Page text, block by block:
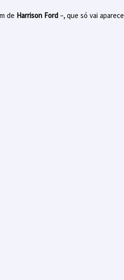
de Harrison Ford–, que só vai